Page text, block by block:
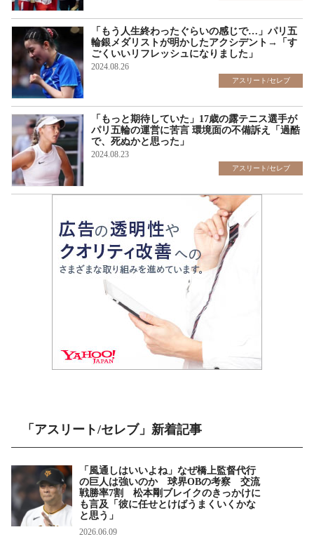
「もう人生終わったぐらいの感じで…」パリ五
輪銀メダリストが明かしたアクシデント→「す
ごくいいリフレッシュになりました」
2024.08.26
アスリート/セレブ
「もっと期待していた」17歳の露テニス選手が
パリ五輪の運営に苦言 環境面の不備訴え「過酷
で、死ぬかと思った」
2024.08.23
アスリート/セレブ
「アスリート/セレブ」新着記事
「風通しはいいよね」なぜ橋上監督代行
の巨人は強いのか 球界OBの考察 交流
戦勝率7割 松本剛ブレイクのきっかけに
も言及「彼に任せとけばうまくいくかな
と思う」
2026.06.09